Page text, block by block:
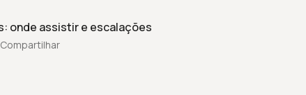
onde assistir e escalações
Compartilhar